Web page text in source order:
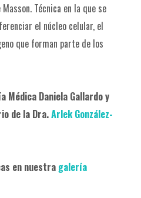
Técnica en la que se
el núcleo celular, el
que forman parte de los
Médica Daniela Gallardo y
de la Dra.Arlek González-
en nuestra galería